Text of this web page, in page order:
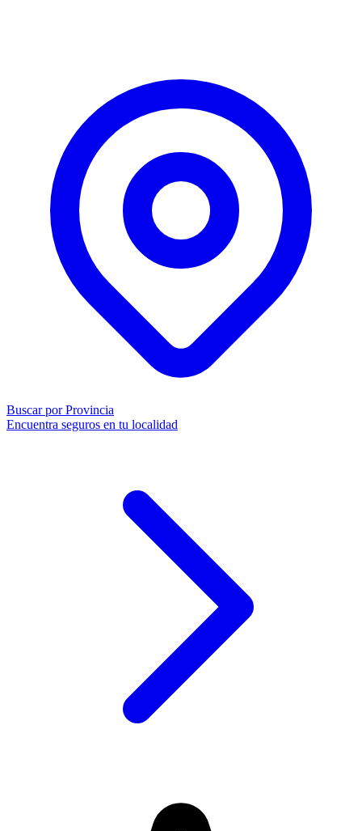
Buscar por Provincia
Encuentra seguros en tu localidad